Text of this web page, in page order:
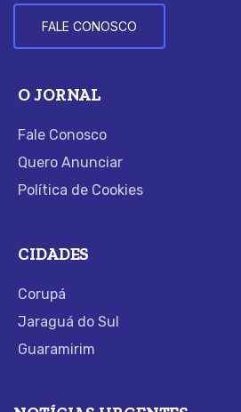
FALE CONOSCO
O JORNAL
Fale Conosco
Quero Anunciar
Política de Cookies
CIDADES
Corupá
Jaraguá do Sul
Guaramirim